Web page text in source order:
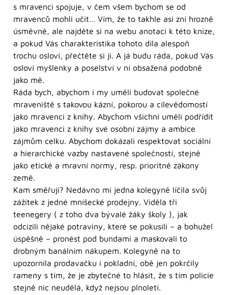
s mravenci spojuje, v čem všem bychom se od
mravenců mohli učit… Vím, že to takhle asi zní hrozně
úsměvně, ale najděte si na webu anotaci k této knize,
a pokud Vás charakteristika tohoto díla alespoň
trochu osloví, přečtěte si ji. A já budu ráda, pokud Vás
osloví myšlenky a poselství v ní obsažená podobně
jako mě.
Ráda bych, abychom i my uměli budovat společné
mraveniště s takovou kázní, pokorou a cílevědomostí
jako mravenci z knihy. Abychom všichni uměli podřídit
jako mravenci z knihy své osobní zájmy a ambice
zájmům celku. Abychom dokázali respektovat sociální
a hierarchické vazby nastavené společností, stejně
jako etické a mravní normy, resp. prioritně zákony
země.
Kam směřuji? Nedávno mi jedna kolegyně líčila svůj
zážitek z jedné mníšecké prodejny. Viděla tři
teenegery ( z toho dva bývalé žáky školy ), jak
odcizili nějaké potraviny, které se pokusili – a bohužel
úspěšně – pronést pod bundami a maskovali to
drobným banálním nákupem. Kolegyně na to
upozornila prodavačku i pokladní, obě jen pokrčily
rameny s tím, že je zbytečné to hlásit, že s tím policie
stejně nic neudělá, když nejsou plnoletí.